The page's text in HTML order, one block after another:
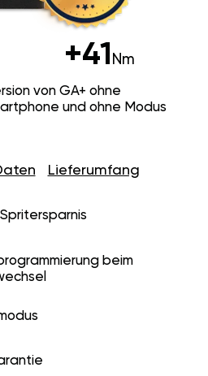
+41 Nm
von GA+ ohne
und ohne Modus
Lieferumfang
Spritersparnis
beim